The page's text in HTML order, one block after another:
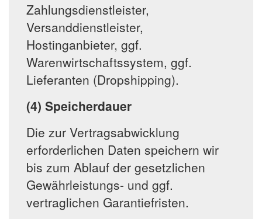
Zahlungsdienstleister,
Versanddienstleister,
Hostinganbieter, ggf.
Warenwirtschaftssystem, ggf.
Lieferanten (Dropshipping).
(4) Speicherdauer
Die zur Vertragsabwicklung
erforderlichen Daten speichern wir
bis zum Ablauf der gesetzlichen
Gewährleistungs- und ggf.
vertraglichen Garantiefristen.